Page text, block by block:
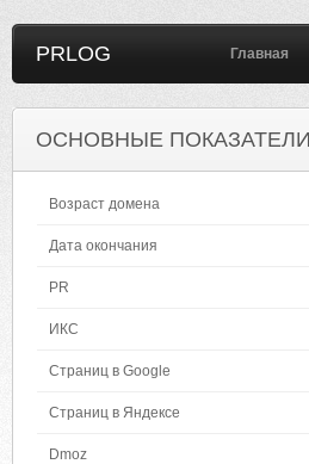
PRLOG Главная
ОСНОВНЫЕ
Возраст домена
Дата окончания
PR
ИКС
Страниц в Google
Страниц в Яндексе
Dmoz